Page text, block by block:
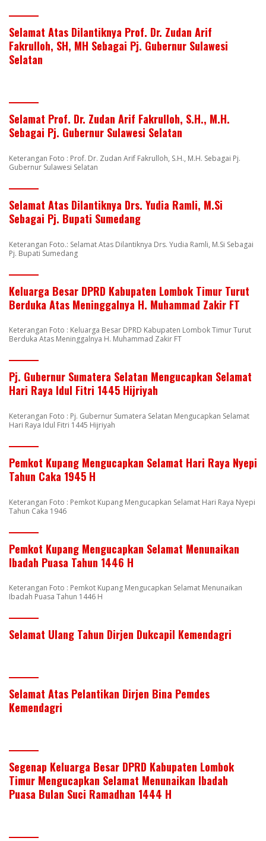
Selamat Atas Dilantiknya Prof. Dr. Zudan Arif
Fakrulloh, SH, MH Sebagai Pj. Gubernur Sulawesi
Selatan
Selamat Prof. Dr. Zudan Arif Fakrulloh, S.H., M.H.
Sebagai Pj. Gubernur Sulawesi Selatan
Keterangan Foto : Prof. Dr. Zudan Arif Fakrulloh, S.H., M.H. Sebagai Pj.
Gubernur Sulawesi Selatan
Selamat Atas Dilantiknya Drs. Yudia Ramli, M.Si
Sebagai Pj. Bupati Sumedang
Keterangan Foto.: Selamat Atas Dilantiknya Drs. Yudia Ramli, M.Si Sebagai
Pj. Bupati Sumedang
Keluarga Besar DPRD Kabupaten Lombok Timur Turut
Berduka Atas Meninggalnya H. Muhammad Zakir FT
Keterangan Foto : Keluarga Besar DPRD Kabupaten Lombok Timur Turut
Berduka Atas Meninggalnya H. Muhammad Zakir FT
Pj. Gubernur Sumatera Selatan Mengucapkan Selamat
Hari Raya Idul Fitri 1445 Hijriyah
Keterangan Foto : Pj. Gubernur Sumatera Selatan Mengucapkan Selamat
Hari Raya Idul Fitri 1445 Hijriyah
Pemkot Kupang Mengucapkan Selamat Hari Raya Nyepi
Tahun Caka 1945 H
Keterangan Foto : Pemkot Kupang Mengucapkan Selamat Hari Raya Nyepi
Tahun Caka 1946
Pemkot Kupang Mengucapkan Selamat Menunaikan
Ibadah Puasa Tahun 1446 H
Keterangan Foto : Pemkot Kupang Mengucapkan Selamat Menunaikan
Ibadah Puasa Tahun 1446 H
Selamat Ulang Tahun Dirjen Dukcapil Kemendagri
Selamat Atas Pelantikan Dirjen Bina Pemdes
Kemendagri
Segenap Keluarga Besar DPRD Kabupaten Lombok
Timur Mengucapkan Selamat Menunaikan Ibadah
Puasa Bulan Suci Ramadhan 1444 H